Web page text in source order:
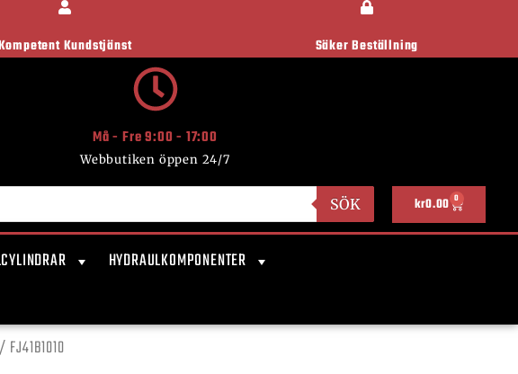
Kundstjänst Säker Beställning
Må - Fre 9:00 - 17:00
Webbutiken öppen 24/7
SÖK kr0.00 0
HYDRAULKOMPONENTER